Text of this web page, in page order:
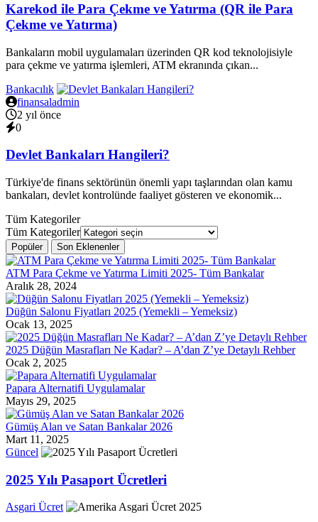
Karekod ile Para Çekme ve Yatırma (QR ile Para
Çekme ve Yatırma)
Bankaların mobil uygulamaları üzerinden QR kod teknolojisiyle
para çekme ve yatırma işlemleri, ATM ekranında çıkan...
Bankacılık
finansaladmin
2 yıl önce
0
Devlet Bankaları Hangileri?
Türkiye'de finans sektörünün önemli yapı taşlarından olan kamu
bankaları, devlet kontrolünde faaliyet gösteren ve ekonomik...
Tüm Kategoriler
Tüm Kategoriler
Popüler Son Eklenenler
ATM Para Çekme ve Yatırma Limiti 2025- Tüm Bankalar
Aralık 28, 2024
Düğün Salonu Fiyatları 2025 (Yemekli – Yemeksiz)
Ocak 13, 2025
2025 Düğün Masrafları Ne Kadar? – A’dan Z’ye Detaylı Rehber
Ocak 2, 2025
Papara Alternatifi Uygulamalar
Mayıs 29, 2025
Gümüş Alan ve Satan Bankalar 2026
Mart 11, 2025
Güncel
2025 Yılı Pasaport Ücretleri
Asgari Ücret